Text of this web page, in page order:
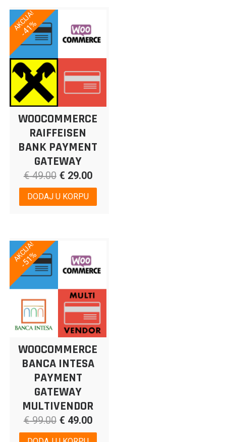
AKCIJA!
-41%
WOOCOMMERCE
RAIFFEISEN
BANK PAYMENT
GATEWAY
€49.00 € 29.00
DODAJ U KORPU
AKCIJA!
-51%
WOOCOMMERCE
BANCA INTESA
PAYMENT
GATEWAY
MULTIVENDOR
€99.00 € 49.00